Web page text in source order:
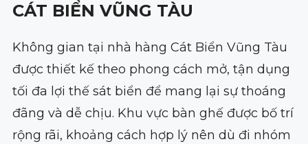
CÁT BIỂN VŨNG TÀU
Không gian tại nhà hàng Cát Biển Vũng Tàu
được thiết kế theo phong cách mở, tận dụng
tối đa lợi thế sát biển để mang lại sự thoáng
đãng và dễ chịu. Khu vực bàn ghế được bố trí
rộng rãi, khoảng cách hợp lý nên dù đi nhóm